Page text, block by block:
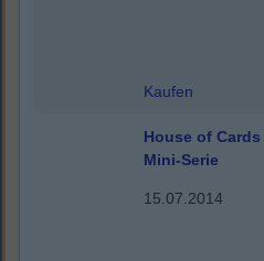
Kaufen
House of
Mini-Serie
15.07.2014